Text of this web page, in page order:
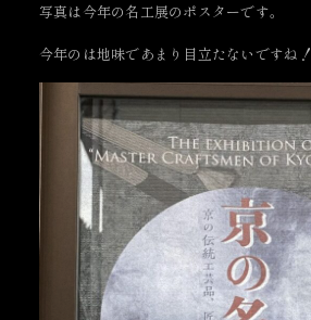
写真は今年の名工展のポスターです。
今年のは地味であまり目立たないですね！